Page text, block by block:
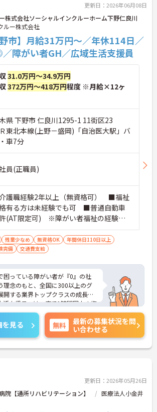
更新日：2026年06月08日
株式会社ソーシャルインクルーホーム下野仁良川
ルー株式会社
野市】月給31万円～／年休114日／
障がい者GH／広域生活支援員
31.0万円～34.9万円
372万円～418万円程度 ※月給×12ヶ
県 下野市 仁良川1295-1 11街区23
東北本線(上野－盛岡)「自治医大駅」バ
車7分
員(正職員)
護職経験2年以上（無資格可） ■福祉
有る方は未経験でも可 ■普通自動車
(AT限定可) ※障がい者福祉の経験は
です。※実務経験2年以上の方、障がい
祉に関する経験をお持ちの方大歓迎
残業少なめ 無資格OK
年間休日110日以上
完備 交通費支給
困っている障がい者が『0』の社
理念のもと、全国に300以上のグ
開する業界トップクラスの成長企
活支援員」は、車で1時間圏内の複
担当し、現場支援とパートスタッ
うハイクラスなポジションです。
フリーが完備され、スタッフの身
、広域手当5万円が付与されるこ
を実現しています。年間休日114
レシピの完全標準化による業務
ライフバランスを保ちながら定
を経験することで培われるマネジ
的なエリアマネージャーへのキ
結しており、最新の環境で専門
を見る 無料
最新の募集状況を問
い合わせる
更新日：2026年05月26日
院【通所リハビリテーション】
医療法人小金井